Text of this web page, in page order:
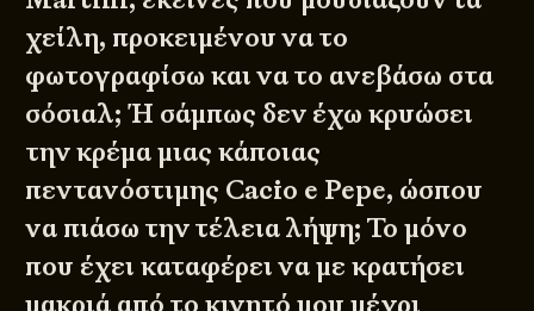
χείλη, προκειμένου να το
φωτογραφίσω και να το ανεβάσω στα
σόσιαλ; Ή σάμπως δεν έχω κρυώσει
την κρέμα μιας κάποιας
πεντανόστιμης Cacio e Pepe, ώσπου
να πιάσω την τέλεια λήψη; Το μόνο
που έχει καταφέρει να με κρατήσει